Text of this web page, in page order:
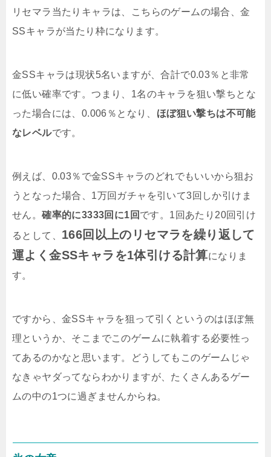
リセマラ当たりキャラは、こちらのゲームの場合、金
SSキャラが当たり枠になります。
金SSキャラは現状5名いますが、合計で0.03％と非常
に低い確率です。つまり、1名のキャラを狙い撃ちとな
った場合には、0.006％となり、 ほぼ狙い撃ちは不可能
なレベルです。
例えば、0.03％で金SSキャラのどれでもいいから狙お
うとなった場合、1万回ガチャを引いて3回しか引けま
せん。確率的に3333回に1回 です。1回あたり20回引け
るとして、 166回以上のリセマラを繰り返して
運よく金SSキャラを1体引ける計算になりま
す。
ですから、金SSキャラを狙って引くというのはほぼ無
理というか、そこまでこのゲームに執着する必要性っ
てあるのかなと思います。どうしてもこのゲームじゃ
なきゃヤダってならわかりますが、たくさんあるゲー
ムの中の1つに過ぎませんからね。